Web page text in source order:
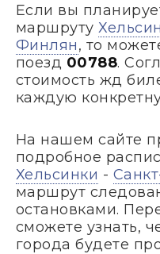
Если вы
маршруту
Финлян, то
поезд 00788.
стоимость жд
каждую
На нашем сайте
подробное
Хельсинки -
маршрут
остановками.
сможете узнать,
города будете